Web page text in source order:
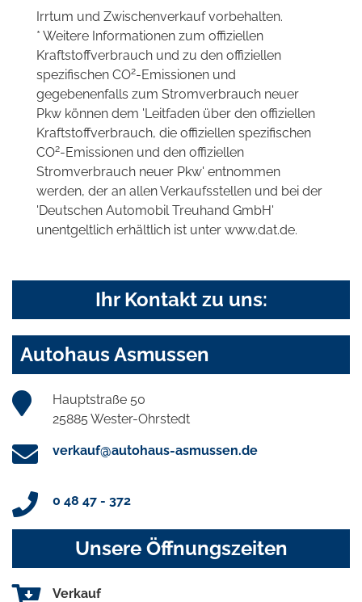
Irrtum und Zwischenverkauf vorbehalten.
* Weitere Informationen zum offiziellen
Kraftstoffverbrauch und zu den offiziellen
spezifischen CO2-Emissionen und
gegebenenfalls zum Stromverbrauch neuer
Pkw können dem 'Leitfaden über den offiziellen
Kraftstoffverbrauch, die offiziellen spezifischen
CO2-Emissionen und den offiziellen
Stromverbrauch neuer Pkw' entnommen
werden, der an allen Verkaufsstellen und bei der
'Deutschen Automobil Treuhand GmbH'
unentgeltlich erhältlich ist unter www.dat.de.
Ihr Kontakt zu uns:
Autohaus Asmussen
Hauptstraße 50
25885 Wester-Ohrstedt
verkauf@autohaus-asmussen.de
0 48 47 - 372
Unsere Öffnungszeiten
Verkauf